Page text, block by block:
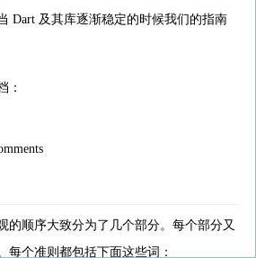
Dart 及其库逐渐稳定的时候我们的指南
：
的顺序大致分为了几个部分。每个部分又
每个准则都包括下面这些词：